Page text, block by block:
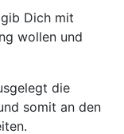
Dich mit
wollen und
die
somit an den